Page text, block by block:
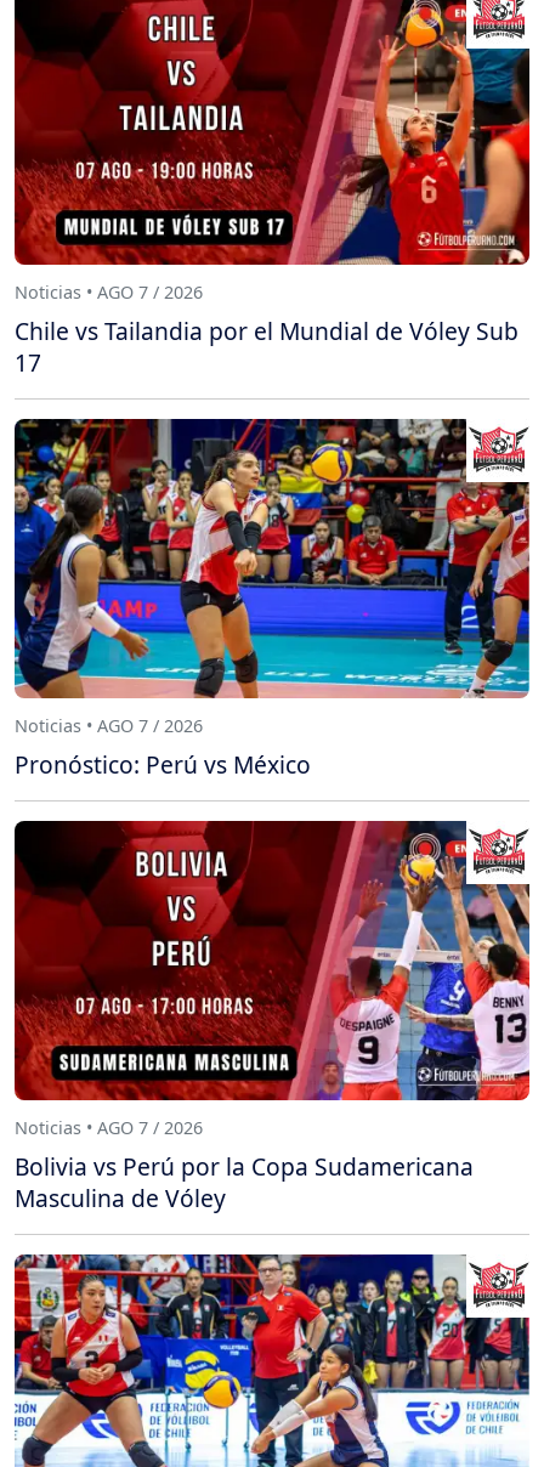
Noticias • AGO 7 / 2026
Chile vs Tailandia por el Mundial de Vóley Sub
17
Noticias • AGO 7 / 2026
Pronóstico: Perú vs México
Noticias • AGO 7 / 2026
Bolivia vs Perú por la Copa Sudamericana
Masculina de Vóley